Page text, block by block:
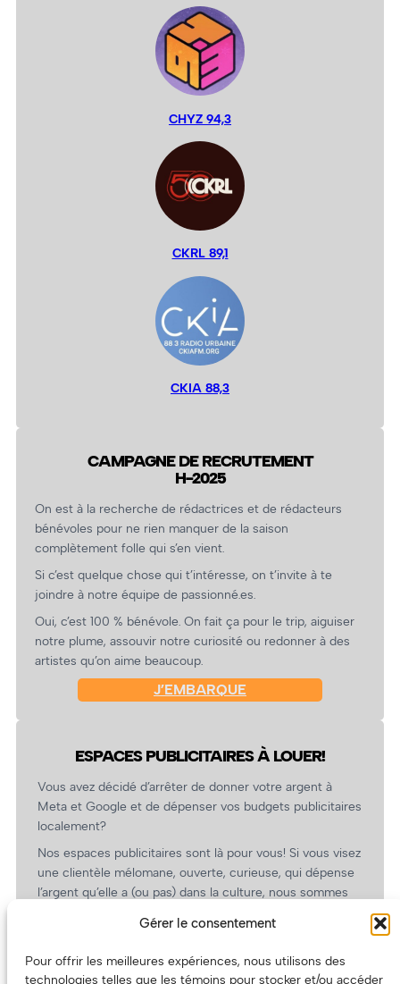
Gérer le consentement
Pour offrir les meilleures expériences, nous utilisons des
technologies telles que les témoins pour stocker et/ou accéder
CHYZ 94,3
CKRL 89,1
CKIA 88,3
CAMPAGNE DE RECRUTEMENT
H-2025
On est à la recherche de rédactrices et de rédacteurs
bénévoles pour ne rien manquer de la saison
complètement folle qui s’en vient.
Si c’est quelque chose qui t’intéresse, on t’invite à te
joindre à notre équipe de passionné.es.
Oui, c’est 100 % bénévole. On fait ça pour le trip, aiguiser
notre plume, assouvir notre curiosité ou redonner à des
artistes qu’on aime beaucoup.
J’EMBARQUE
ESPACES PUBLICITAIRES À LOUER!
Vous avez décidé d’arrêter de donner votre argent à
Meta et Google et de dépenser vos budgets publicitaires
localement?
Nos espaces publicitaires sont là pour vous! Si vous visez
une clientèle mélomane, ouverte, curieuse, qui dépense
l’argent qu’elle a (ou pas) dans la culture, nous sommes
revient.